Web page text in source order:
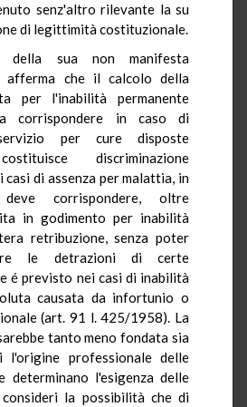
senz'altro rilevante la su
di legittimità costituzionale.
della sua non manifesta
afferma che il calcolo della
per l'inabilità permanente
corrispondere in caso di
per cure disposte
discriminazione
di assenza per malattia, in
corrispondere, oltre
in godimento per inabilità
retribuzione, senza poter
le detrazioni di certe
é previsto nei casi di inabilità
causata da infortunio o
(art. 91 l. 425/1958). La
tanto meno fondata sia
l'origine professionale delle
determinano l'esigenza delle
la possibilità che di